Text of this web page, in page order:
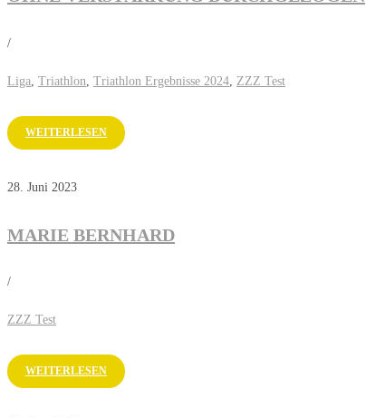
/
Liga Triathlon Triathlon Ergebnisse 2024 ZZZ Test
WEITERLESEN
28. Juni 2023
MARIE BERNHARD
/
ZZZ Test
WEITERLESEN